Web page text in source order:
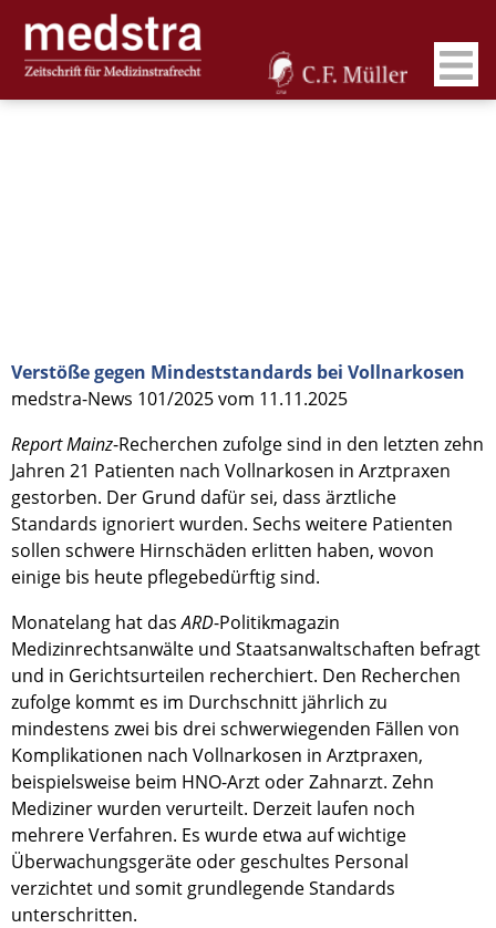
Verstöße gegen Mindeststandards bei Vollnarkosen
medstra-News 101/2025 vom 11.11.2025
Report Mainz-Recherchen zufolge sind in den letzten zehn
Jahren 21 Patienten nach Vollnarkosen in Arztpraxen
gestorben. Der Grund dafür sei, dass ärztliche
Standards ignoriert wurden. Sechs weitere Patienten
sollen schwere Hirnschäden erlitten haben, wovon
einige bis heute pflegebedürftig sind.
Monatelang hat dasARD-Politikmagazin
Medizinrechtsanwälte und Staatsanwaltschaften befragt
und in Gerichtsurteilen recherchiert. Den Recherchen
zufolge kommt es im Durchschnitt jährlich zu
mindestens zwei bis drei schwerwiegenden Fällen von
Komplikationen nach Vollnarkosen in Arztpraxen,
beispielsweise beim HNO-Arzt oder Zahnarzt. Zehn
Mediziner wurden verurteilt. Derzeit laufen noch
mehrere Verfahren. Es wurde etwa auf wichtige
Überwachungsgeräte oder geschultes Personal
verzichtet und somit grundlegende Standards
unterschritten.